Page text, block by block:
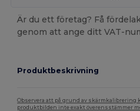
Är du ett företag? Få
genom att ange ditt VAT-
Produktbeskrivning
Observera att på grund av skärmkalibrering
produktbilden inte exakt överensstämmer